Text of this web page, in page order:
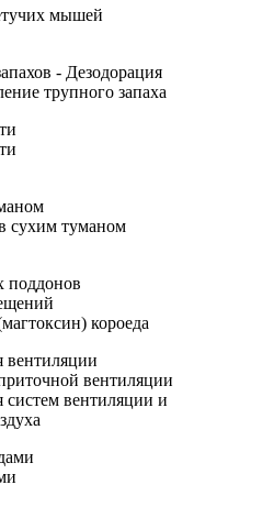
мышей
- Дезодорация
трупного запаха
сухим туманом
поддонов
короеда
вентиляции
вентиляции
вентиляции и